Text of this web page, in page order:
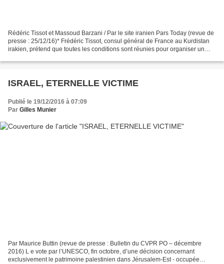
Rédéric Tissot et Massoud Barzani / Par le site iranien Pars Today (revue de
presse : 25/12/16)* Frédéric Tissot, consul général de France au Kurdistan
irakien, prétend que toutes les conditions sont réunies pour organiser un
ISRAEL, ETERNELLE VICTIME
Publié le 19/12/2016 à 07:09
Par Gilles Munier
Par Maurice Buttin (revue de presse : Bulletin du CVPR PO – décembre
2016) L e vote par l’UNESCO, fin octobre, d’une décision concernant
exclusivement le patrimoine palestinien dans Jérusalem-Est - occupée